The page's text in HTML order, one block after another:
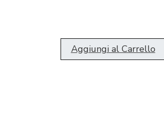
Aggiungi al Carrello